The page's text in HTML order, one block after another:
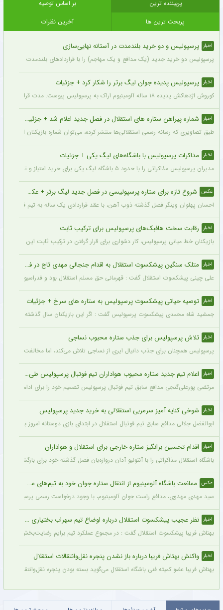
پربیننده ترین
بر اساس توصیه
پربحث ترین ها
آخرین نظرات
اخبار پرسپولیس و دو خرید بلندمدت در آستانه نهایی‌سازی
پرسپولیس دو خرید جدید (یک مدافع و یک مهاجم) را با قراردادهای بلندمدت نهایی کرده
اخبار پرسپولیس پدیده جوان لیگ برتر را شکار کرد + جزئیات
کوروش اژدهاکش پدیده ۱۸ ساله آلومینیوم اراک به پرسپولیس پیوست. مدت قرارداد اژدهاکش با پرسپولیس به مدت ۴ سال است.
اخبار شماره پیراهن ستاره های استقلال در فصل جدید اعلام شد + جزئیات
طبق تصاویری که رسانه رسمی استقلالی‌ها منتشر کرده، می‌توان شماره بازیکنان این
اخبار مذاکرات پرسپولیس با باشگاه‌های لیگ یکی + جزئیات
مدیران پرسپولیس مذاکراتی را با حدود ۵ باشگاه لیگ یکی برای خرید امتیاز و تشکیل تیم «ب» آغاز کرده‌اند.
عکس شروع تازه برای ستاره پرسپولیسی در فصل جدید لیگ برتر + عکس
احسان پهلوان وینگر فصل گذشته ذوب آهن، با عقد قراردادی یک ساله به تیم فجر
اخبار رقابت سخت هافبک‌های پرسپولیس برای ترکیب ثابت
بازیکنان خط میانی پرسپولیس، کار دشواری برای قرار گرفتن در ترکیب ثابت این تیم
اخبار متلک سنگین پیشکسوت استقلال به اقدام جنجالی مهدی تاج در فدراسیون فوتبال
علی چینی پیشکسوت استقلال گفت : قهرمانی حق مسلم استقلال بود و فدراسیون باید آن
اخبار توصیه حیاتی پیشکسوت پرسپولیس به ستاره های سرخ + جزئیات
جمشید شاه محمدی پیشکسوت پرسپولیس گفت : اگر این بازیکنان سال گذشته و سال‌های
اخبار تلاش پرسپولیس برای جذب ستاره محبوب نساجی
پرسپولیس همچنان برای جذب دانیال ایری از نساجی تلاش می‌کند، اما مخالفت
اخبار اعلام تیم جدید ستاره محبوب هواداران تیم فوتبال پرسپولیس طی ۴۸ ساعت آینده
مرتضی پورعلی‌گنجی مدافع سابق تیم فوتبال پرسپولیس تصمیم خود را برای ادامه
اخبار شوخی کنایه آمیز سرمربی استقلالی به خرید جدید پرسپولیس
ابوالفضل جلالی مدافع سابق تیم فوتبال استقلال در ابتدای بازی دوستانه امروز با
اخبار اقدام تحسین برانگیز ستاره خارجی برای استقلال و هواداران
باشگاه استقلال مذاکراتی را با آنتونیو آدان دروازه‌بان فصل گذشته خود برای بازگشت یه
عکس ممانعت باشگاه آلومینیوم از انتقال ستاره جوان خود به تیم‌های مدعی + عکس
سید مهدی مهدوی، مدافع راست جوان آلومینیوم، با وجود درخواست رسمی پرسپولیس،
اخبار نظر عجیب پیشکسوت استقلال درباره اوضاع تیم سهراب بختیاری زاده + جزئیات
بهتاش فریبا پیشکسوت استقلال گفت : در مجموع عملکرد تیم برایم رضایت‌بخش بود.
اخبار واکنش بهتاش فریبا درباره باز نشدن پنجره نقل‌وانتقالات استقلال
بهتاش فریبا عضو کمیته فنی باشگاه استقلال می‌گوید بسته بودن پنجره